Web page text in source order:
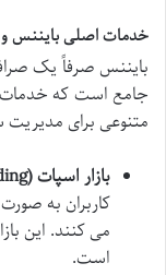
خدمات اصلی بایننس
بایننس صرفاً یک
جامع است که خدمات
متنوعی برای
بازار اسپات (Spot Trading):
کاربران به
می کنند. این
است.